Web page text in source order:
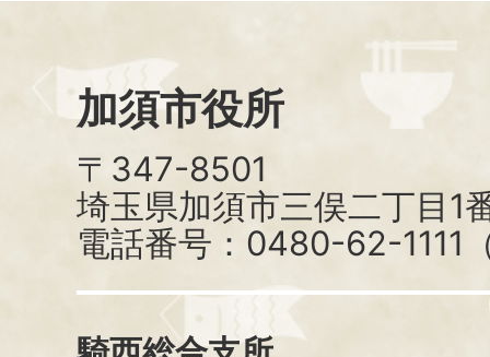
加須市役所
〒347-8501
埼玉県加須市三俣二丁目1
電話番号：0480-62-1111